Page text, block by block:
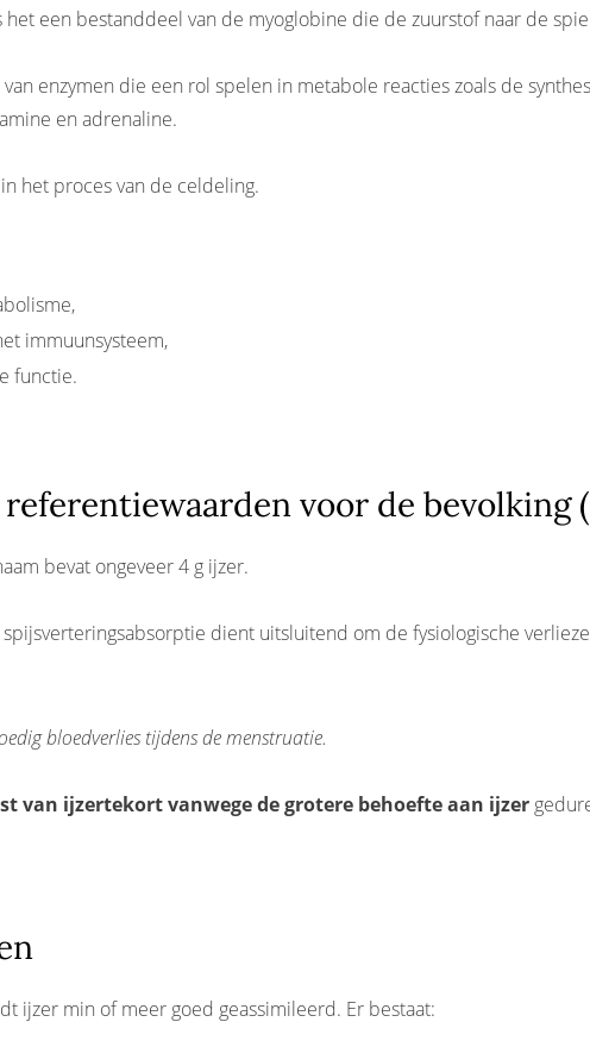
een bestanddeel van de myoglobine die de zuurstof naar de
enzymen die een rol spelen in metabole reacties zoals de
en adrenaline.
het proces van de celdeling.
immuunsysteem,
functie.
voor de bevolking
bevat ongeveer 4 g ijzer.
dient uitsluitend om de fysiologische
bloedverlies tijdens de menstruatie.
van ijzertekort vanwege de grotere behoefte aan ijzer
ijzer min of meer goed geassimileerd. Er bestaat: